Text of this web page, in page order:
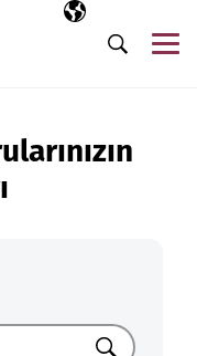
Seçili dil
TR
Arama